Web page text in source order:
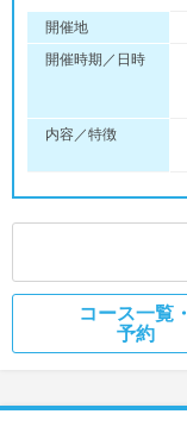
開催地
開催時期／日時
内容／特徴
コース一覧・
予約